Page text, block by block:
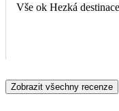
Zobrazit všechny recenze